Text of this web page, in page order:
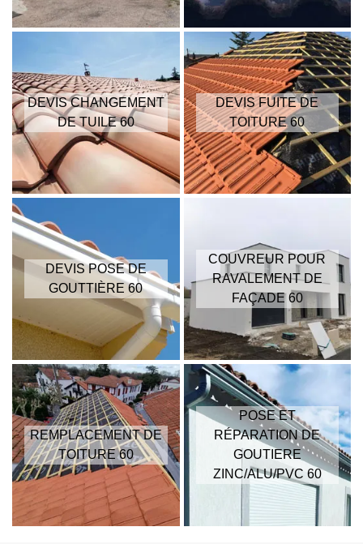
DEVIS CHANGEMENT
DE TUILE 60
DEVIS FUITE DE
TOITURE 60
DEVIS POSE DE
GOUTTIÈRE 60
COUVREUR POUR
RAVALEMENT DE
FAÇADE 60
REMPLACEMENT DE
TOITURE 60
POSE ET
RÉPARATION DE
GOUTIERE
ZINC/ALU/PVC 60